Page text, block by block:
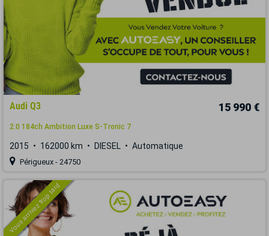
Audi Q3 15 990 €
2.0 184ch Ambition Luxe S-Tronic 7
2015 162000 km DIESEL Automatique
Périgueux - 24750
Vous arrivez trop tard